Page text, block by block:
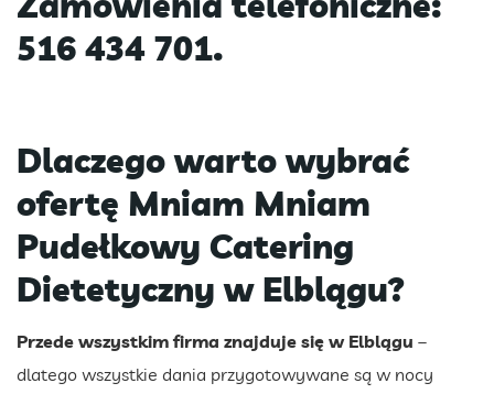
516 434 701.
Dlaczego warto wybrać
ofertę Mniam Mniam
Pudełkowy Catering
Dietetyczny w Elblągu?
Przede wszystkim firma znajduje się w Elblągu –
dlatego wszystkie dania przygotowywane są w nocy